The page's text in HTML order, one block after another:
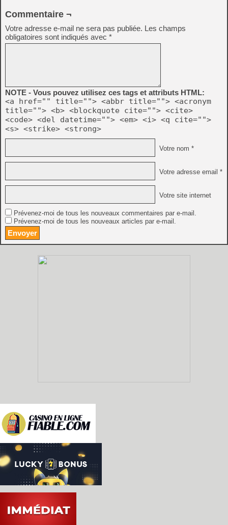
Commentaire ¬
Votre adresse e-mail ne sera pas publiée. Les champs
obligatoires sont indiqués avec *
NOTE - Vous pouvez utilisez ces tags et attributs HTML:
<a href="" title=""> <abbr title=""> <acronym
title=""> <b> <blockquote cite=""> <cite>
<code> <del datetime=""> <em> <i> <q cite="">
<s> <strike> <strong>
Votre nom *
Votre adresse email *
Votre site internet
Prévenez-moi de tous les nouveaux commentaires par e-mail.
Prévenez-moi de tous les nouveaux articles par e-mail.